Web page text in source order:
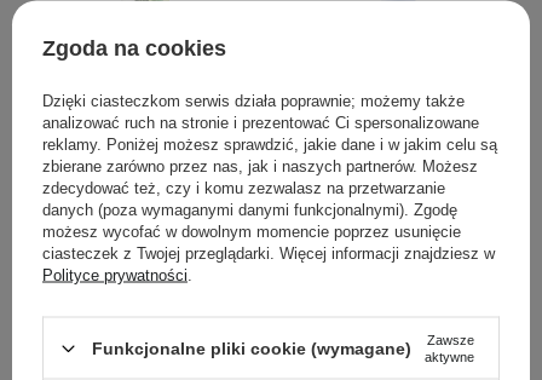
PROMOCJA BESTSELLER
COSRX - Aloe Soothing
Sun Cream
SPF50+/PA+++ -
Nawilżający Krem z
Filtrem
Przeciwsłonecznym -
50ml
COSRX - Ultra - Light
Invisible Sunscreen
SPF50+/PA++++ - Lekki
Nawilżający Krem z
Filtrem
Przeciwsłonecznym -
Zgoda na cookies
Dzięki ciasteczkom serwis działa poprawnie; możemy także
analizować ruch na stronie i prezentować Ci spersonalizowane
reklamy. Poniżej możesz sprawdzić, jakie dane i w jakim celu są
zbierane zarówno przez nas, jak i naszych partnerów. Możesz
zdecydować też, czy i komu zezwalasz na przetwarzanie
danych (poza wymaganymi danymi funkcjonalnymi). Zgodę
możesz wycofać w dowolnym momencie poprzez usunięcie
ciasteczek z Twojej przeglądarki. Więcej informacji znajdziesz w
Polityce prywatności
Funkcjonalne pliki cookie (wymagane)
Zawsze
aktywne